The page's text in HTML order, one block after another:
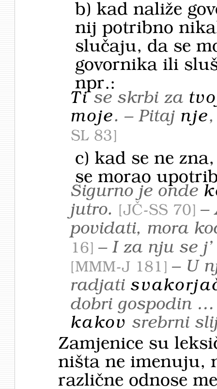
b) kad naliže
nij potribno
slučaju, da se
govornika ili
npr.:
Tise skrbi za
moje. – Pitaj nje
SL 83
c) kad se ne
se morao
Sigurno je onde
jutro.
JČ-SS 70 –
povidati, mora
16 – I za nju se j’
MMM-J 181
– U
radjati
dobri gospodin
kakov srebrni
Zamjenice su
ništa ne imenuju,
različne odnose